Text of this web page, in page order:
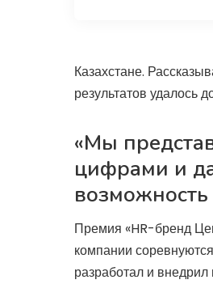
Казахстане.
результатов удалось
«Мы
цифрами и
Премия «HR-бренд
компании
разработал и